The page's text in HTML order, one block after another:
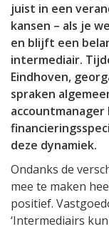
juist in een
kansen – als je
en blijft een
intermediair.
Eindhoven,
spraken
accountmanager
deze dynamiek.
Ondanks de
mee te maken
positief.
‘Intermediairs